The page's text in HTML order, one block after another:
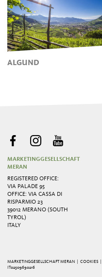
ALGUND
MARKETINGGESELLSCHAFT
MERAN
REGISTERED OFFICE:
VIA PALADE 95
OFFICE: VIA CASSA DI
RISPARMIO 23
39012 MERANO (SOUTH
TYROL)
ITALY
MARKETINGGESELLSCHAFT MERAN | COOKIES
IT02509690216